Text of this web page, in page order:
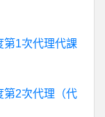
第1次代理代課
第2次代理（代